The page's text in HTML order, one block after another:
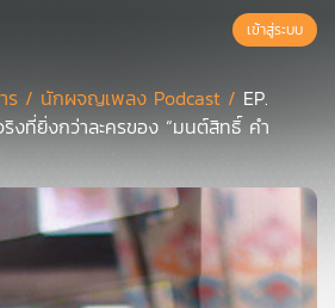
เข้าสู่ระบบ
ร / นักผจญเพลง Podcast / EP.
งที่ยิ่งกว่าละครของ “มนต์สิทธิ์ คำ